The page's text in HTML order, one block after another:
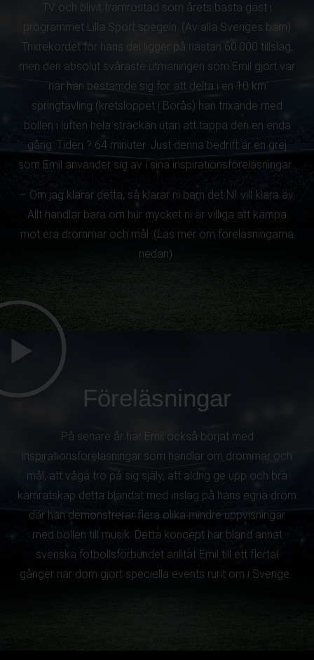
TV och blivit framröstad som årets bästa gäst i
programmet Lilla Sport spegeln. (Av alla Sveriges barn)
Trixrekordet för hans del ligger på nästan 60.000 tillslag,
men den absolut svåraste utmaningen som Emil gjort var
när han bestämde sig för att delta i en 10 km
springtävling (kretsloppet i Borås) han trixande med
bollen i luften hela sträckan utan att tappa den en enda
gång. Tiden ? 64 minuter. Just denna bedrift är en grej
som Emil använder sig av i sina inspirationsföreläsningar.
– Om jag klarar detta, så klarar ni barn det NI vill klara av.
Allt handlar bara om hur mycket ni är villiga att kämpa
mot era drömmar och mål. (Läs mer om föreläsningarna
nedan)
Föreläsningar
På senare år har Emil också börjat med
inspirationsföreläsningar som handlar om drömmar och
mål, att våga tro på sig själv, att aldrig ge upp och bra
kamratskap detta blandat med inslag på hans egna dröm
där han demonstrerar flera olika mindre uppvisningar
med bollen till musik. Detta koncept har bland annat
svenska fotbollsförbundet anlitat Emil till ett flertal
gånger när dom gjort speciella events runt om i Sverige.